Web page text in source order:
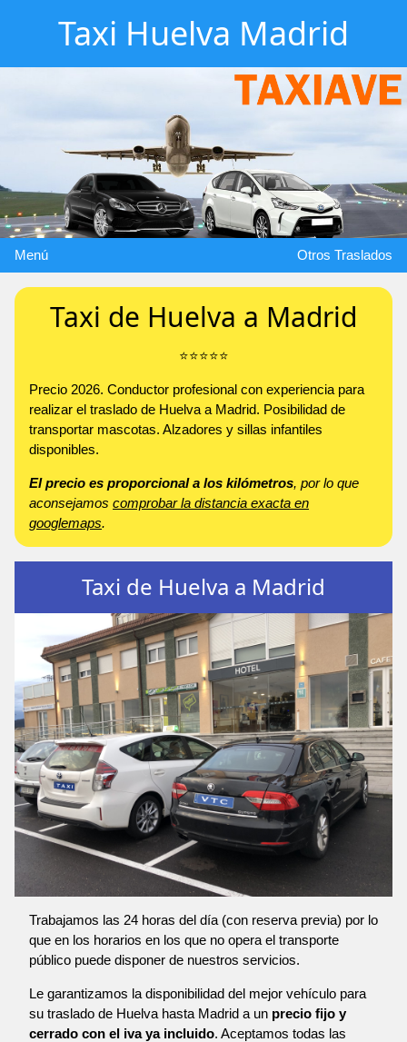
Taxi Huelva Madrid
Menú Otros Traslados
Taxi de Huelva a Madrid
⭐️⭐️⭐️⭐️⭐️
Precio 2026. Conductor profesional con experiencia para
realizar el traslado de Huelva a Madrid. Posibilidad de
transportar mascotas. Alzadores y sillas infantiles
disponibles.
El precio es proporcional a los kilómetros, por lo que
aconsejamos comprobar la distancia exacta en
googlemaps.
Taxi de Huelva a Madrid
Trabajamos las 24 horas del día (con reserva previa) por lo
que en los horarios en los que no opera el transporte
público puede disponer de nuestros servicios.
Le garantizamos la disponibilidad del mejor vehículo para
su traslado de Huelva hasta Madrid a un precio fijo y
cerrado con el iva ya incluido. Aceptamos todas las